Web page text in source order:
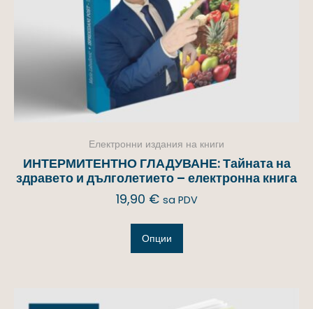
Електронни издания на книги
ИНТЕРМИТЕНТНО ГЛАДУВАНЕ: Тайната на
здравето и дълголетието – електронна книга
19,90 € sa PDV
Опции